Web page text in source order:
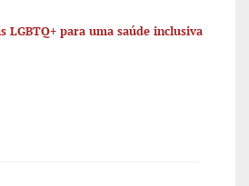
LGBTQ+ para uma saúde inclusiva